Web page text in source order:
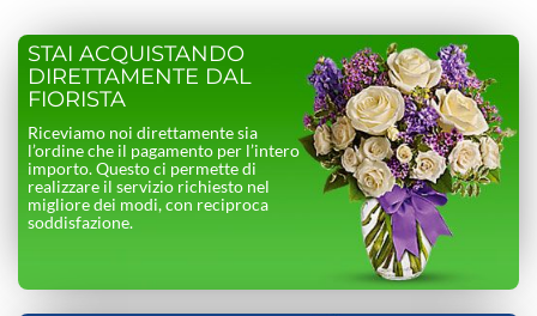
STAI ACQUISTANDO
DIRETTAMENTE DAL
FIORISTA
Riceviamo noi direttamente sia
l’ordine che il pagamento per l’intero
importo. Questo ci permette di
realizzare il servizio richiesto nel
migliore dei modi, con reciproca
soddisfazione.